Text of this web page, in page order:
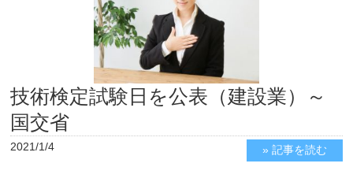
技術検定試験日を公表（建設業）～
国交省
2021/1/4 » 記事を読む